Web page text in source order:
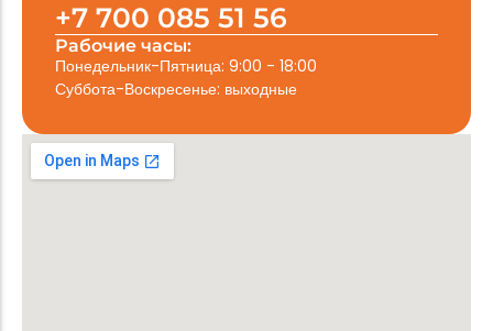
+7 700 085 51 56
Рабочие часы:
Понедельник-Пятница: 9:00 - 18:00
Суббота-Воскресенье: выходные